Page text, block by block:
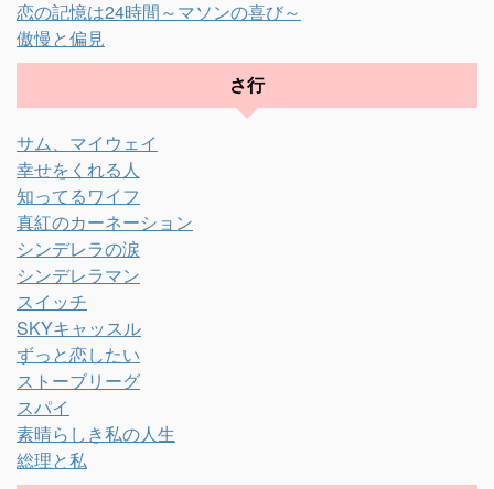
恋の記憶は24時間～マソンの喜び～
傲慢と偏見
さ行
サム、マイウェイ
幸せをくれる人
知ってるワイフ
真紅のカーネーション
シンデレラの涙
シンデレラマン
スイッチ
SKYキャッスル
ずっと恋したい
ストーブリーグ
スパイ
素晴らしき私の人生
総理と私